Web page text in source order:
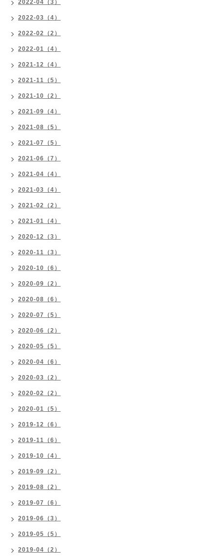
2022-04（3）
2022-03（4）
2022-02（2）
2022-01（4）
2021-12（4）
2021-11（5）
2021-10（2）
2021-09（4）
2021-08（5）
2021-07（5）
2021-06（7）
2021-04（4）
2021-03（4）
2021-02（2）
2021-01（4）
2020-12（3）
2020-11（3）
2020-10（6）
2020-09（2）
2020-08（6）
2020-07（5）
2020-06（2）
2020-05（5）
2020-04（6）
2020-03（2）
2020-02（2）
2020-01（5）
2019-12（6）
2019-11（6）
2019-10（4）
2019-09（2）
2019-08（2）
2019-07（6）
2019-06（3）
2019-05（5）
2019-04（2）